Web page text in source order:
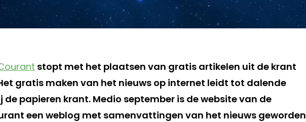
stopt met het plaatsen van gratis artikelen uit de krant
gratis maken van het nieuws op internet leidt tot dalende
de papieren krant. Medio september is de website van de
een weblog met samenvattingen van het nieuws geworden